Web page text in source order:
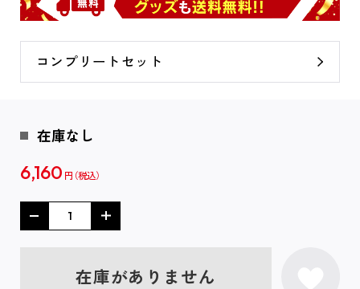
コンプリートセット
在庫なし
6,160 円
在庫がありません